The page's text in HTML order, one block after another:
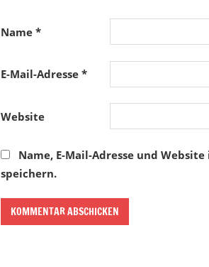
Name *
E-Mail-Adresse *
Website
Name, E-Mail-Adresse und
speichern.